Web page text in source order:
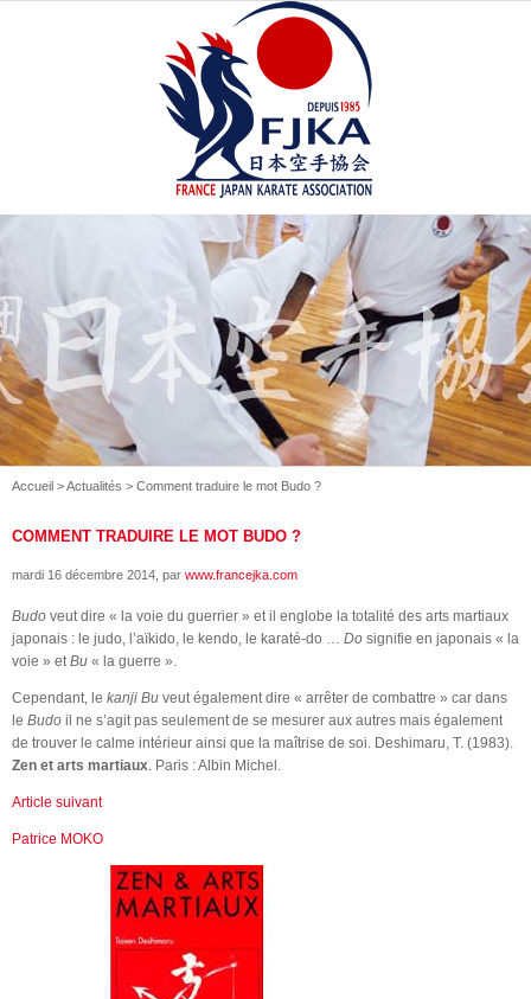
Accueil >Actualités > Comment traduire le mot Budo ?
COMMENT TRADUIRE LE MOT BUDO ?
mardi 16 décembre 2014 , par www.francejka.com
Budo veut dire « la voie du guerrier » et il englobe la totalité des arts martiaux
japonais : le judo, l’aïkido, le kendo, le karaté-do … Do signifie en japonais « la
voie » etBu « la guerre ».
Cependant, le kanji Bu veut également dire « arrêter de combattre » car dans
le Budo il ne s’agit pas seulement de se mesurer aux autres mais également
de trouver le calme intérieur ainsi que la maîtrise de soi. Deshimaru, T. (1983).
Zen et arts martiaux. Paris : Albin Michel.
Article suivant
Patrice MOKO